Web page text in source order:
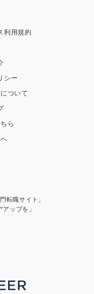
利用規約
シー
ついて
ら
転職サイト。
ップを」